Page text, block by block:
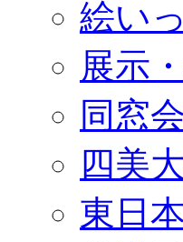
絵い
展示
同窓
四美
東日